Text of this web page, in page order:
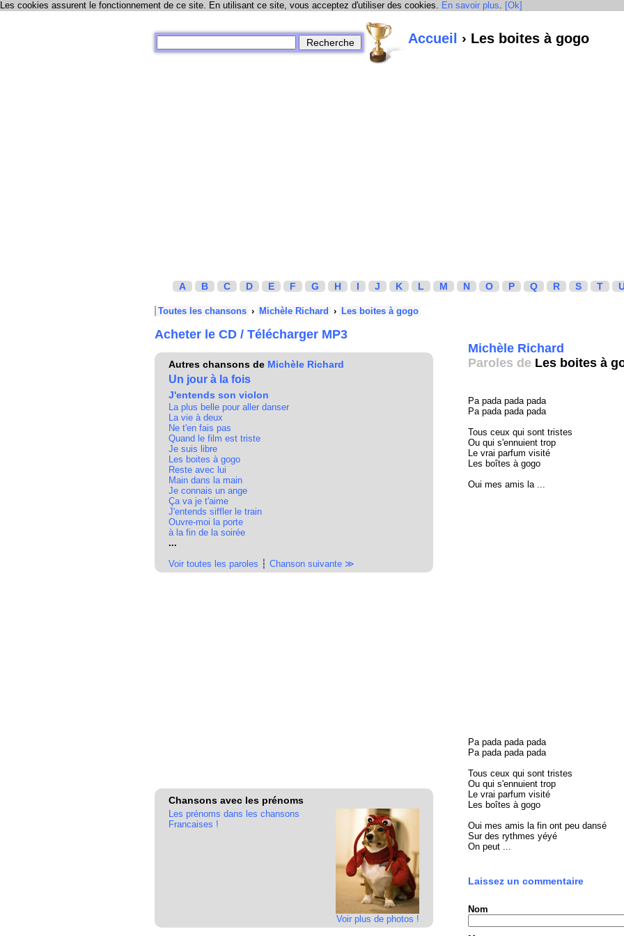
Les cookies assurent le fonctionnement de ce site. En utilisant ce site, vous acceptez d'utiliser des cookies. En savoir plus. [Ok]
Accueil › Les boites à gogo
A B C D E F G H I J K L M N O P Q R S T
Toutes les chansons › Michèle Richard › Les boites à gogo
Acheter le CD / Télécharger MP3
Autres chansons de Michèle Richard
Un jour à la fois
J'entends son violon
La plus belle pour aller danser
La vie à deux
Ne t'en fais pas
Quand le film est triste
Je suis libre
Les boites à gogo
Reste avec lui
Main dans la main
Je connais un ange
Ça va je t'aime
J'entends siffler le train
Ouvre-moi la porte
à la fin de la soirée
...
Voir toutes les paroles ┆ Chanson suivante ≫
Chansons avec les prénoms
Voir plus de photos !
Les prénoms dans les chansons
Francaises !
Michèle Richard
Paroles de Les boites à
Pa pada pada pada
Pa pada pada pada
Tous ceux qui sont tristes
Ou qui s'ennuient trop
Le vrai parfum visité
Les boîtes à gogo
Oui mes amis la ...
Pa pada pada pada
Pa pada pada pada
Tous ceux qui sont tristes
Ou qui s'ennuient trop
Le vrai parfum visité
Les boîtes à gogo
Oui mes amis la fin ont peu dansé
Sur des rythmes yéyé
On peut ...
Laissez un commentaire
Nom